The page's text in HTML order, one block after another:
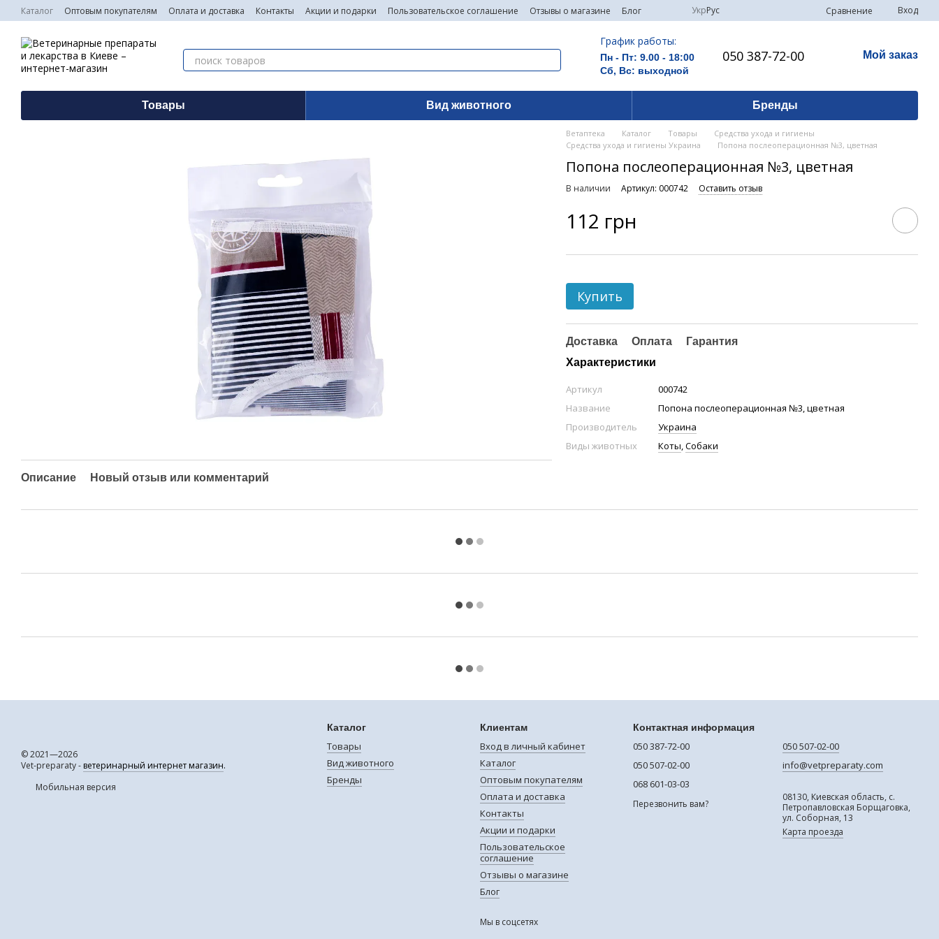
Перейти к основному контенту
Каталог Оптовым покупателям Оплата и доставка Контакты Акции и подарки Пользовательское соглашение Отзывы о магазине Блог УкрРус Сравнение Вход
График работы:
Пн - Пт: 9.00 - 18:00
Сб, Вс: выходной
050 387-72-00 Мой заказ
Товары Вид животного Бренды
Описание Новый отзыв или комментарий
Ветаптека Каталог Товары
Средства ухода и гигиены
Средства ухода и гигиены Украина
Попона послеоперационная №3, цветная
Попона послеоперационная №3, цветная
В наличии Артикул: 000742 Оставить отзыв
112 грн
Купить
Доставка Оплата
Гарантия
Характеристики
Артикул
000742
Название
Попона послеоперационная №3, цветная
Производитель
Украина
Виды животных
Коты,Собаки
© 2021—2026
Vet-preparaty - ветеринарный интернет магазин.
Мобильная версия
Каталог
Товары
Вид животного
Бренды
Клиентам
Вход в личный кабинет
Каталог
Оптовым покупателям
Оплата и доставка
Контакты
Акции и подарки
Пользовательское
соглашение
Отзывы о магазине
Блог
Мы в соцсетях
Контактная информация
050 387-72-00
050 507-02-00
068 601-03-03
Перезвонить вам?
050 507-02-00
info@vetpreparaty.com
08130, Киевская область, с.
Петропавловская Борщаговка,
ул. Соборная, 13
Карта проезда